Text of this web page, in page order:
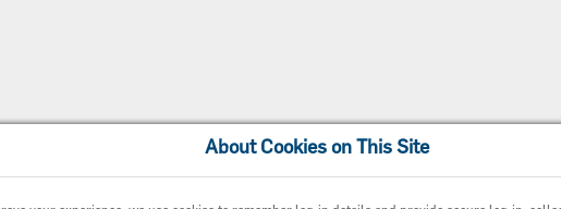
About Cookies on This Site